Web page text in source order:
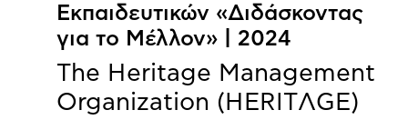
Εκπαιδευτικών «Διδάσκοντας
για το Μέλλον» | 2024
The Heritage Management
Organization (HERITΛGΕ)